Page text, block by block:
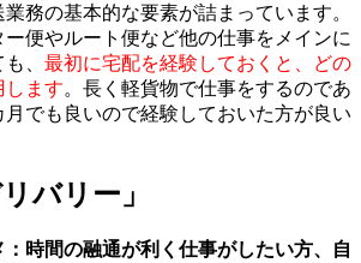
務の基本的な要素が詰まっています。
便やルート便など他の仕事をメインに
、 最初に宅配を経験しておくと、どの
します。長く軽貨物で仕事をするのであ
でも良いので経験しておいた方が良い
バリー」
時間の融通が利く仕事がしたい方、自